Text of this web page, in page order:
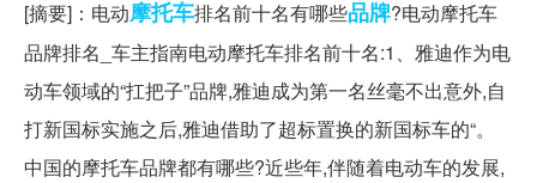
[摘要]：电动摩托车排名前十名有哪些品牌?电动摩托车
品牌排名_车主指南电动摩托车排名前十名:1、雅迪作为电
动车领域的“扛把子”品牌,雅迪成为第一名丝毫不出意外,自
打新国标实施之后,雅迪借助了超标置换的新国标车的“。
中国的摩托车品牌都有哪些?近些年,伴随着电动车的发展,